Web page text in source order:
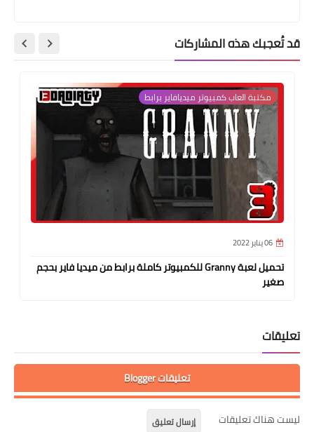
قد تُعجبك هذه المشاركات
مكتبة العاب كمبيوتر ميديافاير برابط
06 يناير 2022
تحميل لعبة Granny للكمبيوتر كاملة برابط من ميديا فاير بحجم
صغير
تعليقات
تعليقات Blogger
ليست هناك تعليقات إرسال تعليق